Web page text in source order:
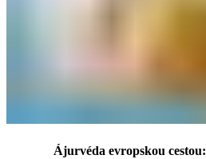
Ájurvéda evropskou cestou: